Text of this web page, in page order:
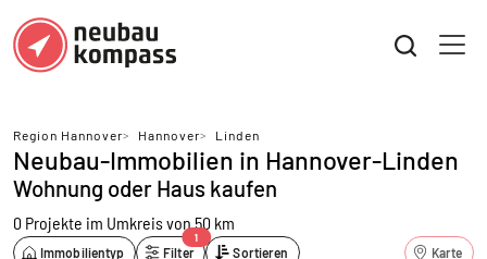
Region Hannover> Hannover> Linden
Neubau-Immobilien in Hannover-Linden
Wohnung oder Haus kaufen
0 Projekte im Umkreis von 50 km
Immobilientyp Filter
1
Sortieren Karte